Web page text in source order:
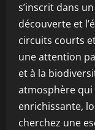
s’inscrit dans
découverte et
circuits courts
une attention
et à la
atmosphère qui
enrichissante,
cherchez une